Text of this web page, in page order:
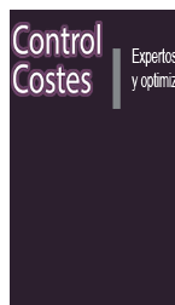
Ir
al
contenido